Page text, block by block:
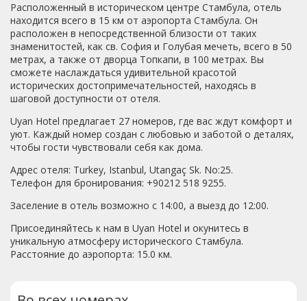
Расположенный в историческом центре Стамбула, отель
находится всего в 15 км от аэропорта Стамбула. Он
расположен в непосредственной близости от таких
знаменитостей, как св. София и Голубая мечеть, всего в 50
метрах, а также от дворца Топкапи, в 100 метрах. Вы
сможете наслаждаться удивительной красотой
исторических достопримечательностей, находясь в
шаговой доступности от отеля.
Uyan Hotel предлагает 27 номеров, где вас ждут комфорт и
уют. Каждый номер создан с любовью и заботой о деталях,
чтобы гости чувствовали себя как дома.
Адрес отеля: Turkey, Istanbul, Utangaç Sk. No:25.
Телефон для бронирования: +90212 518 9255.
Заселение в отель возможно с 14:00, а выезд до 12:00.
Присоединяйтесь к нам в Uyan Hotel и окунитесь в
уникальную атмосферу исторического Стамбула.
Расстояние до аэропорта: 15.0 км.